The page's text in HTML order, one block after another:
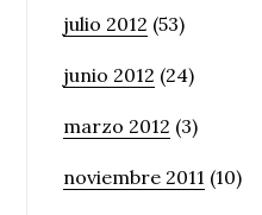
julio 2012 (53)
junio 2012 (24)
marzo 2012 (3)
noviembre 2011 (10)